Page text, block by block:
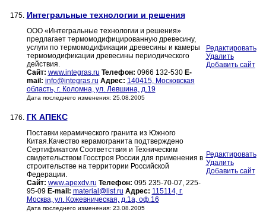
175. Интегральные технологии и решения
ООО «Интегральные технологии и решения»
предлагает термомодифицированную древесину,
услуги по термомодификации древесины и камеры
термомодификации древесины периодического
действия.
Сайт: www.integras.ru Телефон: 0966 132-530 E-
mail: info@integras.ru Адрес: 140415, Московская
область, г. Коломна, ул. Левшина, д.19
Дата последнего изменения: 25.08.2005
Редактировать
Удалить
Добавить сайт
176. ГК АПЕКС
Поставки керамического гранита из Южного
Китая.Качество керамогранита подтверждено
Сертификатом Соответствия и Техническим
свидетельством Госстроя России для применения в
строительстве на территории Российской
Федерации.
Сайт: www.apexdv.ru Телефон: 095 235-70-07, 225-
95-09 E-mail: material@list.ru Адрес: 115114, г.
Москва, ул. Кожевническая, д.1а, оф.16
Дата последнего изменения: 23.08.2005
Редактировать
Удалить
Добавить сайт